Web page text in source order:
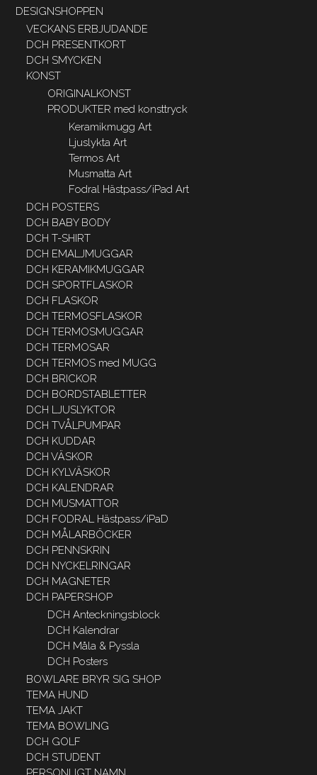
DESIGNSHOPPEN
VECKANS ERBJUDANDE
DCH PRESENTKORT
DCH SMYCKEN
KONST
ORIGINALKONST
PRODUKTER med konsttryck
Keramikmugg Art
Ljuslykta Art
Termos Art
Musmatta Art
Fodral Hästpass/iPad Art
DCH POSTERS
DCH BABY BODY
DCH T-SHIRT
DCH EMALJMUGGAR
DCH KERAMIKMUGGAR
DCH SPORTFLASKOR
DCH FLASKOR
DCH TERMOSFLASKOR
DCH TERMOSMUGGAR
DCH TERMOSAR
DCH TERMOS med MUGG
DCH BRICKOR
DCH BORDSTABLETTER
DCH LJUSLYKTOR
DCH TVÅLPUMPAR
DCH KUDDAR
DCH VÄSKOR
DCH KYLVÄSKOR
DCH KALENDRAR
DCH MUSMATTOR
DCH FODRAL Hästpass/iPaD
DCH MÅLARBÖCKER
DCH PENNSKRIN
DCH NYCKELRINGAR
DCH MAGNETER
DCH PAPERSHOP
DCH Anteckningsblock
DCH Kalendrar
DCH Måla & Pyssla
DCH Posters
BOWLARE BRYR SIG SHOP
TEMA HUND
TEMA JAKT
TEMA BOWLING
DCH GOLF
DCH STUDENT